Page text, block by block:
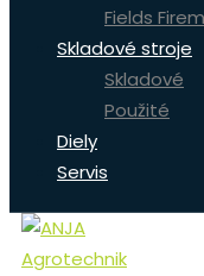
Fields
Skladové stroje
Skladové
Použité
Diely
Servis